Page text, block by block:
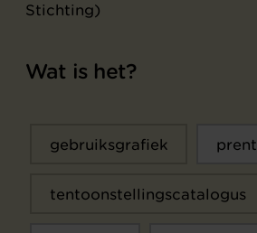
Stichting)
Wat is het?
gebruiksgrafiek prent
tentoonstellingscatalogus